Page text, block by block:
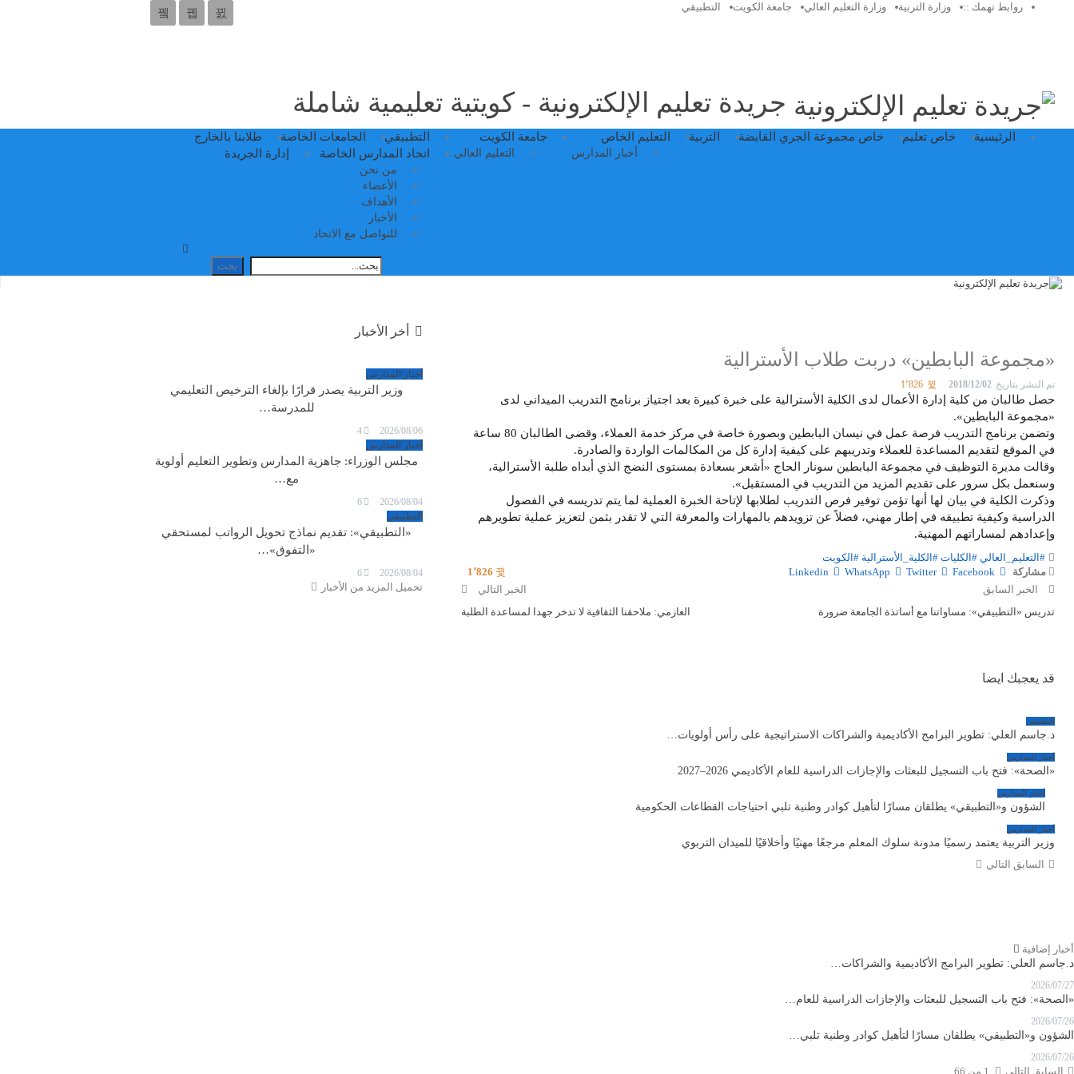
روابط تهمك :: وزارة التربية وزارة التعليم العالي جامعة الكويت التطبيقي
جريدة تعليم الإلكترونية - كويتية تعليمية شاملة
الرئيسية خاص تعليم خاص مجموعة الجري القابضة التربية التعليم الخاص
أخبار المدارس
جامعة الكويت
التعليم العالي
التطبيقي الجامعات الخاصة
طلابنا بالخارج
اتحاد المدارس الخاصة
من نحن
الأعضاء
الأهداف
الأخبار
للتواصل مع الاتحاد
إدارة الجريدة
«مجموعة البابطين» دربت طلاب الأسترالية
تم النشر بتاريخ 2018/12/02
حصل طالبان من كلية إدارة الأعمال لدى الكلية الأسترالية على خبرة كبيرة بعد اجتياز برنامج التدريب الميداني لدى
«مجموعة البابطين».
وتضمن برنامج التدريب فرصة عمل في نيسان البابطين وبصورة خاصة في مركز خدمة العملاء، وقضى الطالبان 80 ساعة
في الموقع لتقديم المساعدة للعملاء وتدريبهم على كيفية إدارة كل من المكالمات الواردة والصادرة.
وقالت مديرة التوظيف في مجموعة البابطين سونار الحاج «أشعر بسعادة بمستوى النضج الذي أبداه طلبة الأسترالية،
وسنعمل بكل سرور على تقديم المزيد من التدريب في المستقبل».
وذكرت الكلية في بيان لها أنها تؤمن توفير فرص التدريب لطلابها لإتاحة الخبرة العملية لما يتم تدريسه في الفصول
الدراسية وكيفية تطبيقه في إطار مهني، فضلاً عن تزويدهم بالمهارات والمعرفة التي لا تقدر بثمن لتعزيز عملية تطويرهم
وإعدادهم لمساراتهم المهنية.
#التعليم_العالي #الكليات #الكلية_الأسترالية #الكويت
1٬826
مشاركة Facebook
Twitter
WhatsApp
Linkedin
الخبر السابق
تدريس «التطبيقي»: مساواتنا مع أساتذة الجامعة ضرورة
الخبر التالي
العازمي: ملاحقنا الثقافية لا تدخر جهدا لمساعدة الطلبة
قد يعجبك ايضا
التطبيقي
د.جاسم العلي: تطوير البرامج الأكاديمية والشراكات الاستراتيجية على رأس أولويات…
أخبار المدارس
«الصحة»: فتح باب التسجيل للبعثات والإجازات الدراسية للعام الأكاديمي 2026–2027
أخبار المدارس
الشؤون و«التطبيقي» يطلقان مسارًا لتأهيل كوادر وطنية تلبي احتياجات القطاعات الحكومية
أخبار المدارس
وزير التربية يعتمد رسميًا مدونة سلوك المعلم مرجعًا مهنيًا وأخلاقيًا للميدان التربوي
السابق التالي
أخر الأخبار
أخبار المدارس
وزير التربية يصدر قرارًا بإلغاء الترخيص التعليمي
للمدرسة…
2026/08/06
4
أخبار المدارس
مجلس الوزراء: جاهزية المدارس وتطوير التعليم أولوية
مع…
2026/08/04
6
التطبيقي
«التطبيقي»: تقديم نماذج تحويل الرواتب لمستحقي
«التفوق»…
2026/08/04
6
تحميل المزيد من الأخبار
أخبار إضافية
د.جاسم العلي: تطوير البرامج الأكاديمية والشراكات…
2026/07/27
«الصحة»: فتح باب التسجيل للبعثات والإجازات الدراسية للعام…
2026/07/26
الشؤون و«التطبيقي» يطلقان مسارًا لتأهيل كوادر وطنية تلبي…
2026/07/26
السابق التالي 1 من 66